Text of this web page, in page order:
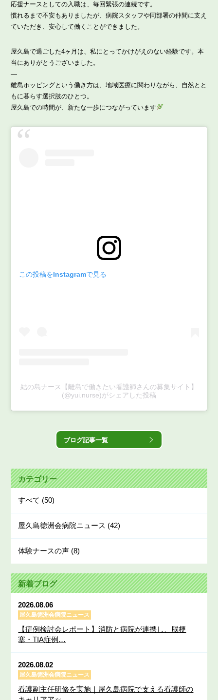
応援ナースとしての入職は、毎回緊張の連続です。
慣れるまで不安もありましたが、病院スタッフや同部署の仲間に支え
ていただき、安心して働くことができました。
屋久島で過ごした4ヶ月は、私にとってかけがえのない経験です。本
当にありがとうございました。
—
離島ホッピングという働き方は、地域医療に関わりながら、自然とと
もに暮らす選択肢のひとつ。
屋久島での時間が、新たな一歩につながっています
この投稿をInstagramで見る
結の島ナース【離島で働きたい看護師さんの募集サイト】
(@yui.nurse)がシェアした投稿
ブログ記事一覧
カテゴリー
すべて (50)
屋久島徳洲会病院ニュース (42)
体験ナースの声 (8)
新着ブログ
2026.08.06
屋久島徳洲会病院ニュース
【症例検討会レポート】消防と病院が連携し、脳梗
塞・TIA症例…
2026.08.02
屋久島徳洲会病院ニュース
看護副主任研修を実施｜屋久島病院で支える看護師の